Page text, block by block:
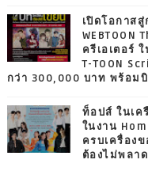
เปิดโอกาสสู่
ครีเอเตอร์
T-TOON
กว่า 300,000 บาท พร้อม
ท็อปส์ ในเค
ในงาน
ครบเครื่อง
ต้องไม่พลา